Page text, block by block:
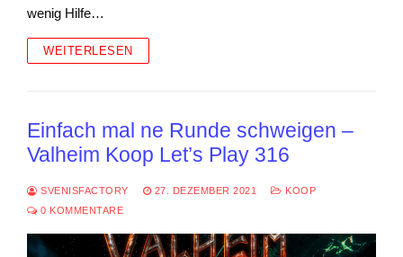
wenig Hilfe…
WEITERLESEN
Einfach mal ne Runde schweigen –
Valheim Koop Let’s Play 316
SVENISFACTORY 27. DEZEMBER 2021
KOOP
0 KOMMENTARE